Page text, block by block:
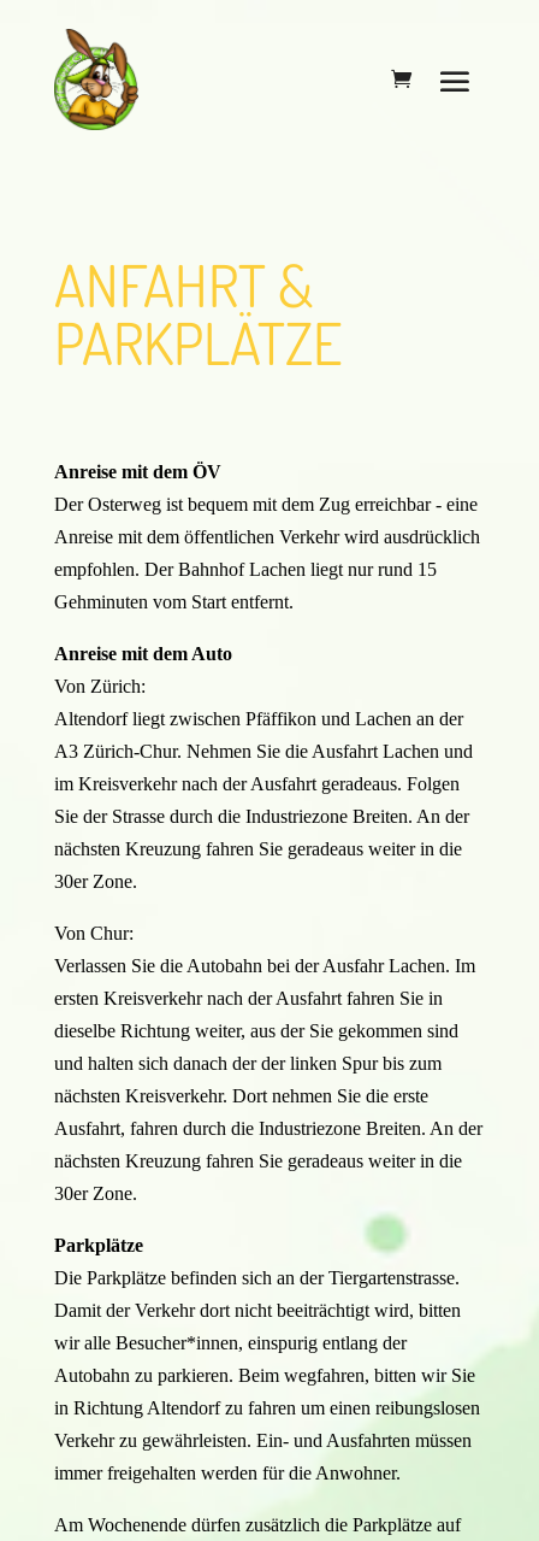
ANFAHRT &
PARKPLÄTZE
Anreise mit dem ÖV
Der Osterweg ist bequem mit dem Zug erreichbar - eine
Anreise mit dem öffentlichen Verkehr wird ausdrücklich
empfohlen. Der Bahnhof Lachen liegt nur rund 15
Gehminuten vom Start entfernt.
Anreise mit dem Auto
Von Zürich:
Altendorf liegt zwischen Pfäffikon und Lachen an der
A3 Zürich-Chur. Nehmen Sie die Ausfahrt Lachen und
im Kreisverkehr nach der Ausfahrt geradeaus. Folgen
Sie der Strasse durch die Industriezone Breiten. An der
nächsten Kreuzung fahren Sie geradeaus weiter in die
30er Zone.
Von Chur:
Verlassen Sie die Autobahn bei der Ausfahr Lachen. Im
ersten Kreisverkehr nach der Ausfahrt fahren Sie in
dieselbe Richtung weiter, aus der Sie gekommen sind
und halten sich danach der der linken Spur bis zum
nächsten Kreisverkehr. Dort nehmen Sie die erste
Ausfahrt, fahren durch die Industriezone Breiten. An der
nächsten Kreuzung fahren Sie geradeaus weiter in die
30er Zone.
Parkplätze
Die Parkplätze befinden sich an der Tiergartenstrasse.
Damit der Verkehr dort nicht beeiträchtigt wird, bitten
wir alle Besucher*innen, einspurig entlang der
Autobahn zu parkieren. Beim wegfahren, bitten wir Sie
in Richtung Altendorf zu fahren um einen reibungslosen
Verkehr zu gewährleisten. Ein- und Ausfahrten müssen
immer freigehalten werden für die Anwohner.
Am Wochenende dürfen zusätzlich die Parkplätze auf